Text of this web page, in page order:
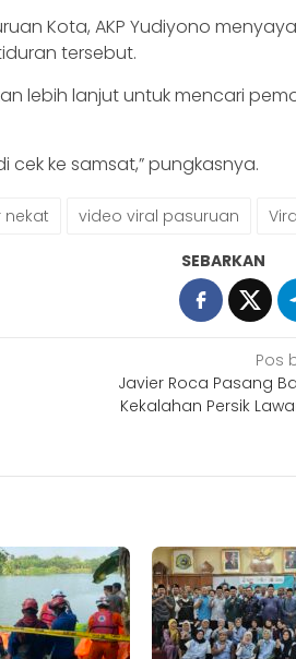
Kota, AKP Yudiyono
tersebut.
lebih lanjut untuk mencari
cek ke samsat,” pungkasnya.
video viral pasuruan
SEBARKAN
Pos
Javier Roca Pasang
Kekalahan Persik